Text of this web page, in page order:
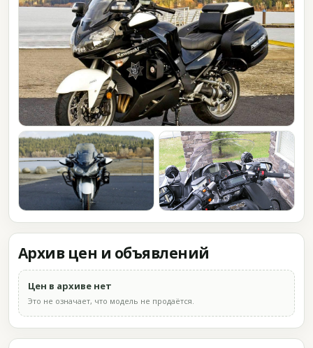
Архив цен и объявлений
Цен в архиве нет
Это не означает, что модель не продаётся.